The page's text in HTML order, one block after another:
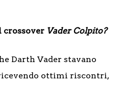
crossover Vader Colpito?
Darth Vader stavano
ottimi riscontri,